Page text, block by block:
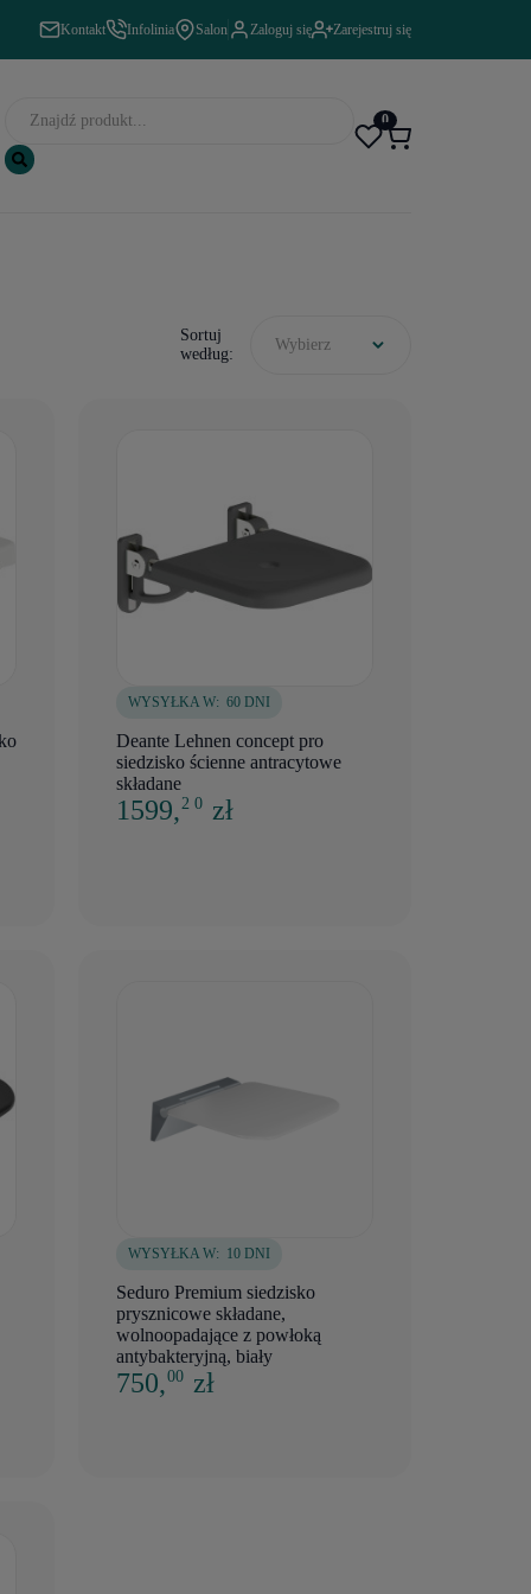
Kontakt Infolinia Salon Zaloguj się Zarejestruj się
0
Sortuj
według:
Wybierz
WYSYŁKA W: 60 DNI
Deante Lehnen concept pro
siedzisko ścienne antracytowe
składane
1599,2 0 zł
WYSYŁKA W: 10 DNI
Seduro Premium siedzisko
prysznicowe składane,
wolnoopadające z powłoką
antybakteryjną, biały
750,00 zł